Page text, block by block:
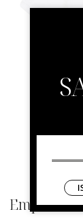
Emporio